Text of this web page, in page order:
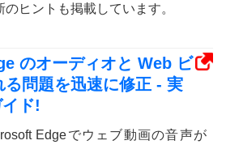
ヒントも掲載しています。
のオーディオと Web ビ
る問題を迅速に修正 - 実
ド!
Edgeでウェブ動画の音声が